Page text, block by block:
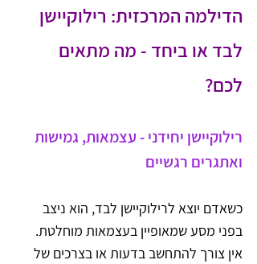
הדילמה המרכזית: רילוקיישן
לבד או ביחד - מה מתאים
לכם?
רילוקיישן יחידני - עצמאות, גמישות
ואתגרים רגשיים
כשאדם יוצא לרילוקיישן לבד, הוא ניצב
בפני מסע שמאופיין בעצמאות מוחלטת.
אין צורך להתחשב בדעות או בצרכים של